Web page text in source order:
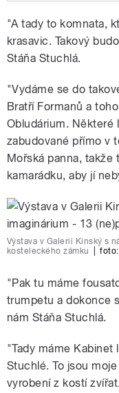
pause
nad Orlicí si
"A tady to komnata,
krasavic. Takový
Stáňa Stuchlá.
"Vydáme se do
Bratří Formanů a
Obludárium. Některé
zabudované přímo v
Mořská panna, takže
kamarádku, aby jí
Výstava v Galerii Kinský s
kosteleckého zámku
"Pak tu máme
trumpetu a dokonce
nám Stáňa Stuchlá.
"Tady máme
Stuchlé. To jsou
vyrobení z kostí